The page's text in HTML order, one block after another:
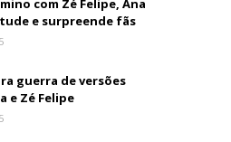
com Zé Felipe, Ana
e surpreende fãs
guerra de versões
e Zé Felipe